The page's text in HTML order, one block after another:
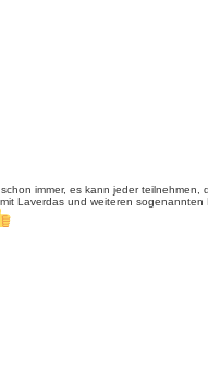
immer, es kann jeder
Laverdas und weiteren